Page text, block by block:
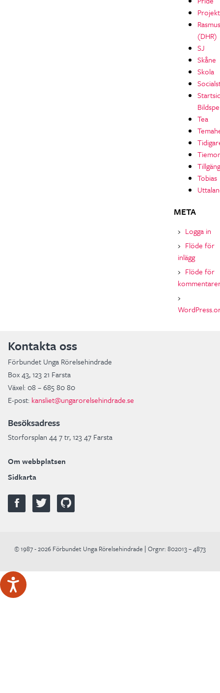
Projekt
Rasmus
(DHR)
SJ
Skåne
Skola
Tea
Tobias
META
Logga in
Flöde för
inlägg
Flöde för
Kontakta oss
Förbundet Unga Rörelsehindrade
Box 43, 123 21 Farsta
Växel: 08 – 685 80 80
E-post: kansliet@ungarorelsehindrade.se
Besöksadress
Storforsplan 44 7 tr, 123 47 Farsta
Om webbplatsen
Sidkarta
© 1987 - 2026 Förbundet Unga Rörelsehindrade | Orgnr: 802013 – 4873